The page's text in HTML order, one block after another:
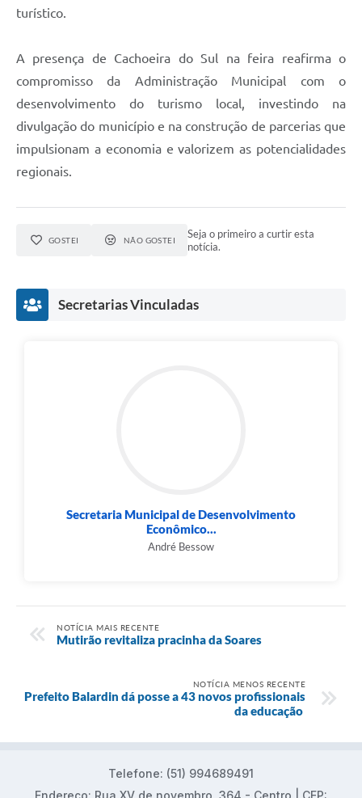
turístico.
A presença de Cachoeira do Sul na feira reafirma o
compromisso da Administração Municipal com o
desenvolvimento do turismo local, investindo na
divulgação do município e na construção de parcerias que
impulsionam a economia e valorizem as potencialidades
regionais.
GOSTEI NÃO GOSTEI
Seja o primeiro a curtir esta
notícia.
Secretarias Vinculadas
Secretaria Municipal de Desenvolvimento
Econômico...
André Bessow
NOTÍCIA MAIS RECENTE
Mutirão revitaliza pracinha da Soares
NOTÍCIA MENOS RECENTE
Prefeito Balardin dá posse a 43 novos profissionais
da educação
Telefone: (51) 994689491
Endereço: Rua XV de novembro, 364 - Centro | CEP: